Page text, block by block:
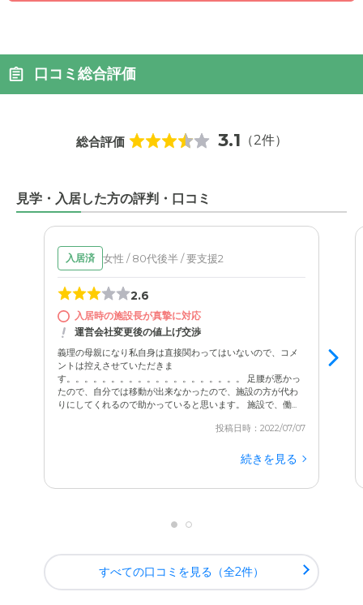
口コミ総合評価
総合評価 3.1 （2件）
見学・入居した方の評判・口コミ
入居済 女性 / 80代後半 / 要支援2
2.6
入居時の施設長が真摯に対応
運営会社変更後の値上げ交渉
義理の母親になり私自身は直接関わってはいないので、コメ
ントは控えさせていただきま
す。。。。。。。。。。。。。。。。。。。。 足腰が悪かっ
たので、自分では移動が出来なかったので、施設の方が代わ
りにしてくれるので助かっていると思います。 施設で、働...
投稿日時：2022/07/07
続きを見る
すべての口コミを見る（全2件）